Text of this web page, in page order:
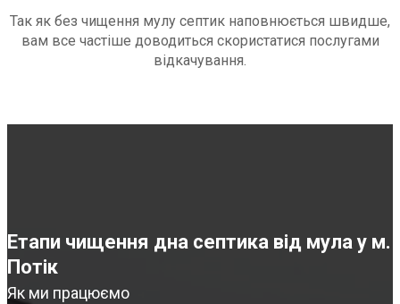
Так як без чищення мулу септик наповнюється швидше,
вам все частіше доводиться скористатися послугами
відкачування.
Етапи чищення дна септика від мула у м.
Потік
Як ми працюємо